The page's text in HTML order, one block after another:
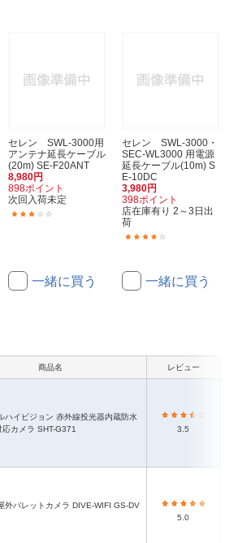
セレン SWL-3000用
アンテナ延長ケーブル
(20m) SE-F20ANT
8,980円
898ポイント
次回入荷未定
一緒に買う
セレン SWL-3000・
SEC-WL3000 用電源
延長ケーブル(10m) S
E-10DC
3,980円
398ポイント
店在庫有り 2～3日出
荷
一緒に買う
商品名 レビュー
応カメラ SHT-G371
3.5
5.0